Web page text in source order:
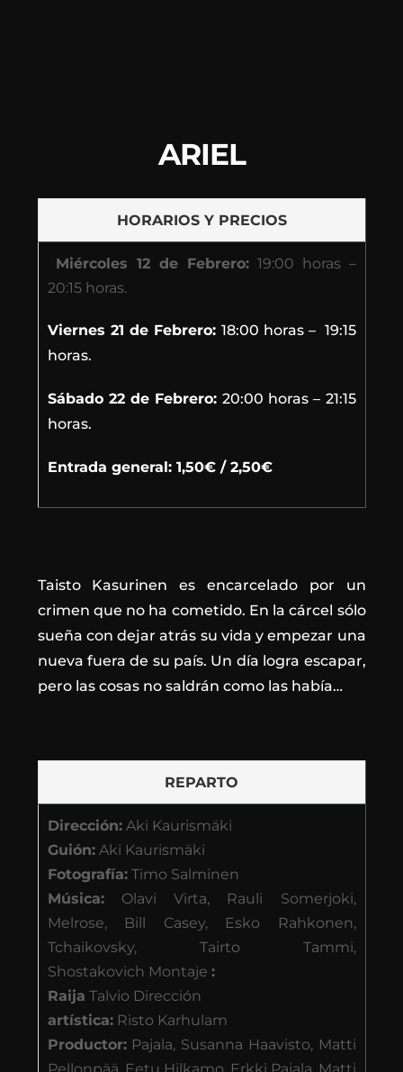
ARIEL
HORARIOS Y PRECIOS
Miércoles 12 de Febrero:19:00 horas –
20:15 horas.
Viernes 21 de Febrero: 18:00 horas – 19:15
horas.
Sábado 22 de Febrero:20:00 horas – 21:15
horas.
Entrada general: 1,50€ / 2,50€
Taisto Kasurinen es encarcelado por un
crimen que no ha cometido. En la cárcel sólo
sueña con dejar atrás su vida y empezar una
nueva fuera de su país. Un día logra escapar,
pero las cosas no saldrán como las había…
REPARTO
Dirección:Aki Kaurismäki
Guión:Aki Kaurismäki
Fotografía:Timo Salminen
Música:Olavi Virta, Rauli Somerjoki,
Melrose, Bill Casey, Esko Rahkonen,
Tchaikovsky, Tairto Tammi,
Shostakovich Montaje :
Raija Talvio Dirección
artística:Risto Karhulam
Productor:Pajala, Susanna Haavisto, Matti